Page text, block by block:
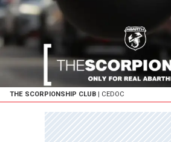
THE SCORPIONSHIP CLUB | CEDOC